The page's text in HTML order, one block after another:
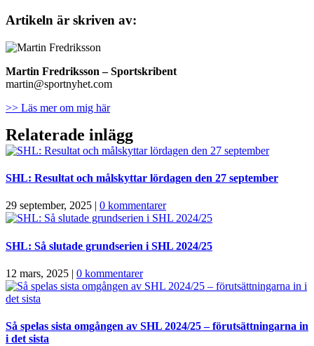
Artikeln är skriven av:
Martin Fredriksson– Sportskribent
martin@sportnyhet.com
>> Läs mer om mig här
Relaterade inlägg
SHL: Resultat och målskyttar lördagen den 27 september
29 september, 2025 | 0 kommentarer
SHL: Så slutade grundserien i SHL 2024/25
12 mars, 2025 | 0 kommentarer
Så spelas sista omgången av SHL 2024/25 – förutsättningarna in
i det sista